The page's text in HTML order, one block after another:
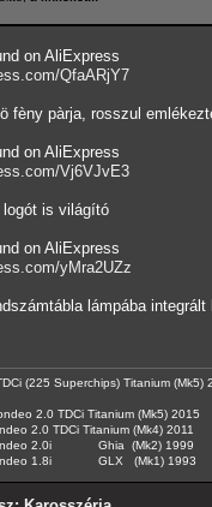
on AliExpress
QfaARjY7
fèny pàrja, rosszul
on AliExpress
Vj6VJvE3
logót is világító
on AliExpress
yMra2UZz
lámpába integrált
(225 Superchips) Titanium (Mk5)
2.0 TDCi Titanium (Mk5) 2015
TDCi Titanium (Mk4) 2011
2.0i Ghia (Mk2) 1999
1.8i GLX (Mk1) 1993